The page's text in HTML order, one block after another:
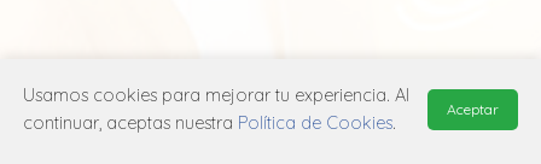
* Esta información fue tomada de Laboratorio
Ecu publicada en el Vademecum Farmacéutico
Edifarm (ISBN: 9798281009201)
Usamos cookies para mejorar tu experiencia. Al
continuar, aceptas nuestra Política de Cookies.
Aceptar